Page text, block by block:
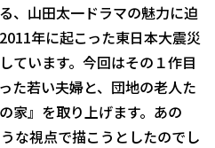
、山田太一ドラマの魅力に迫
年に起こった東日本大震災
ています。今回はその１作目
た若い夫婦と、団地の老人た
家』を取り上げます。あの
な視点で描こうとしたのでし